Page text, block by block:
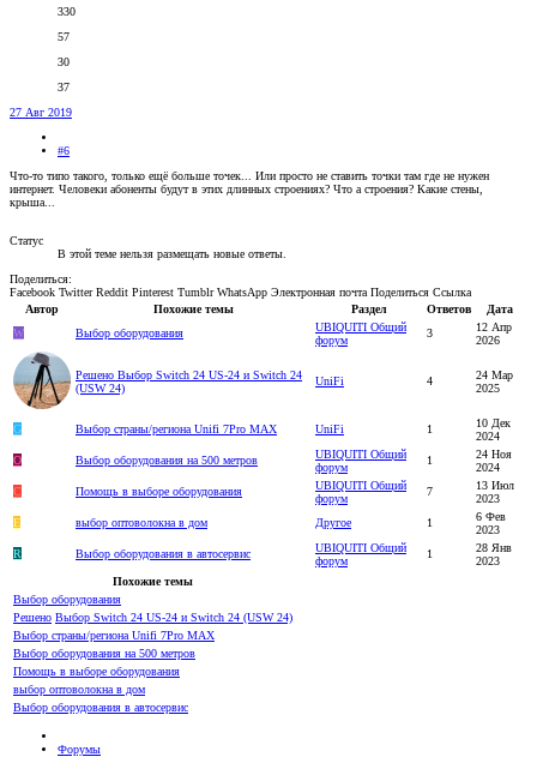
330
57
30
37
27 Авг 2019
#6
Что-то типо такого, только ещё больше точек... Или просто не ставить точки там где не нужен
интернет. Человеки абоненты будут в этих длинных строениях? Что а строения? Какие стены,
крыша...
Статус
В этой теме нельзя размещать новые ответы.
Поделиться:
Facebook Twitter Reddit Pinterest Tumblr WhatsApp Электронная почта Поделиться Ссылка
Автор
Похожие темы Раздел Ответов
Дата
W
Выбор оборудования
UBIQUITI Общий
форум
3
12 Апр
2026
Решено Выбор Switch 24 US-24 и Switch 24
(USW 24)
UniFi 4
24 Мар
2025
G Выбор страны/региона Unifi 7Pro MAX UniFi 1
10 Дек
2024
O
Выбор оборудования на 500 метров
UBIQUITI Общий
форум
1
24 Ноя
2024
С
Помощь в выборе оборудования
UBIQUITI Общий
форум
7
13 Июл
2023
Е
выбор оптоволокна в дом Другое 1
6 Фев
2023
R
Выбор оборудования в автосервис
UBIQUITI Общий
форум
1
28 Янв
2023
Похожие темы
Выбор оборудования
Решено Выбор Switch 24 US-24 и Switch 24 (USW 24)
Выбор страны/региона Unifi 7Pro MAX
Выбор оборудования на 500 метров
Помощь в выборе оборудования
выбор оптоволокна в дом
Выбор оборудования в автосервис
Форумы